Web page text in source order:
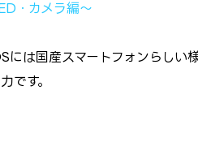
・カメラ編～
には国産スマートフォンらし
です。